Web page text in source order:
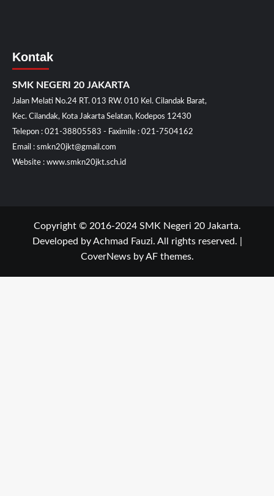
Kontak
SMK NEGERI 20 JAKARTA
Jalan Melati No.24 RT. 013 RW. 010 Kel. Cilandak Barat,
Kec. Cilandak, Kota Jakarta Selatan, Kodepos 12430
Telepon : 021-38805583 - Faximile : 021-7504162
Email : smkn20jkt@gmail.com
Website : www.smkn20jkt.sch.id
Copyright © 2016-2024 SMK Negeri 20 Jakarta.
Developed by Achmad Fauzi. All rights reserved.
CoverNewsby AF themes.